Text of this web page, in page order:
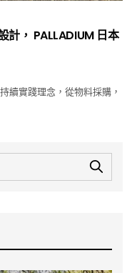
計， PALLADIUM 日本
續實踐理念，從物料採購，